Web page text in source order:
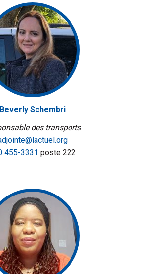
Beverly Schembri
des transports
455-3331 poste 222